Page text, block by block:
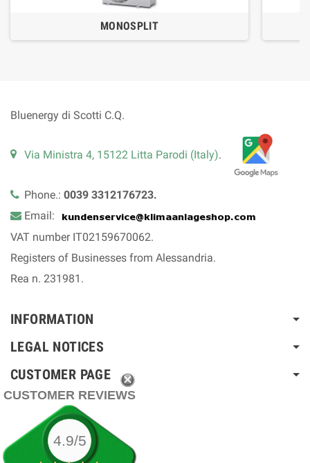
MONOSPLIT
Bluenergy di Scotti C.Q.
Via Ministra 4, 15122 Litta Parodi (Italy).
Phone.: 0039 3312176723.
Email:
VAT number IT02159670062.
Registers of Businesses from Alessandria.
Rea n. 231981.
INFORMATION
LEGAL NOTICES
CUSTOMER PAGE
CUSTOMER REVIEWS
4.9/5